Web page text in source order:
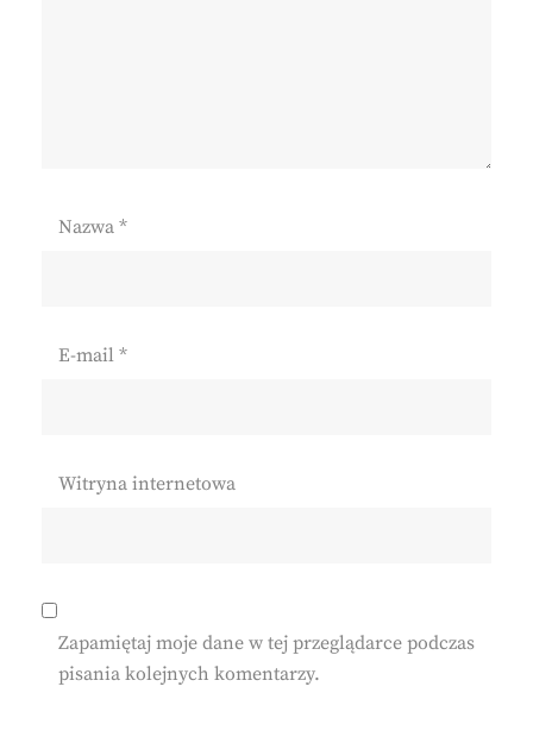
Nazwa *
E-mail *
Witryna internetowa
Zapamiętaj moje dane w tej przeglądarce podczas
pisania kolejnych komentarzy.